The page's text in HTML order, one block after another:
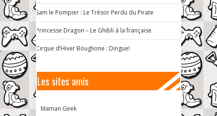
Sam le Pompier : Le Trésor Perdu du Pirate
Princesse Dragon – Le Ghibli à la française
Cirque d’Hiver Bouglione : Dingue!
Les sites amis
Maman Geek